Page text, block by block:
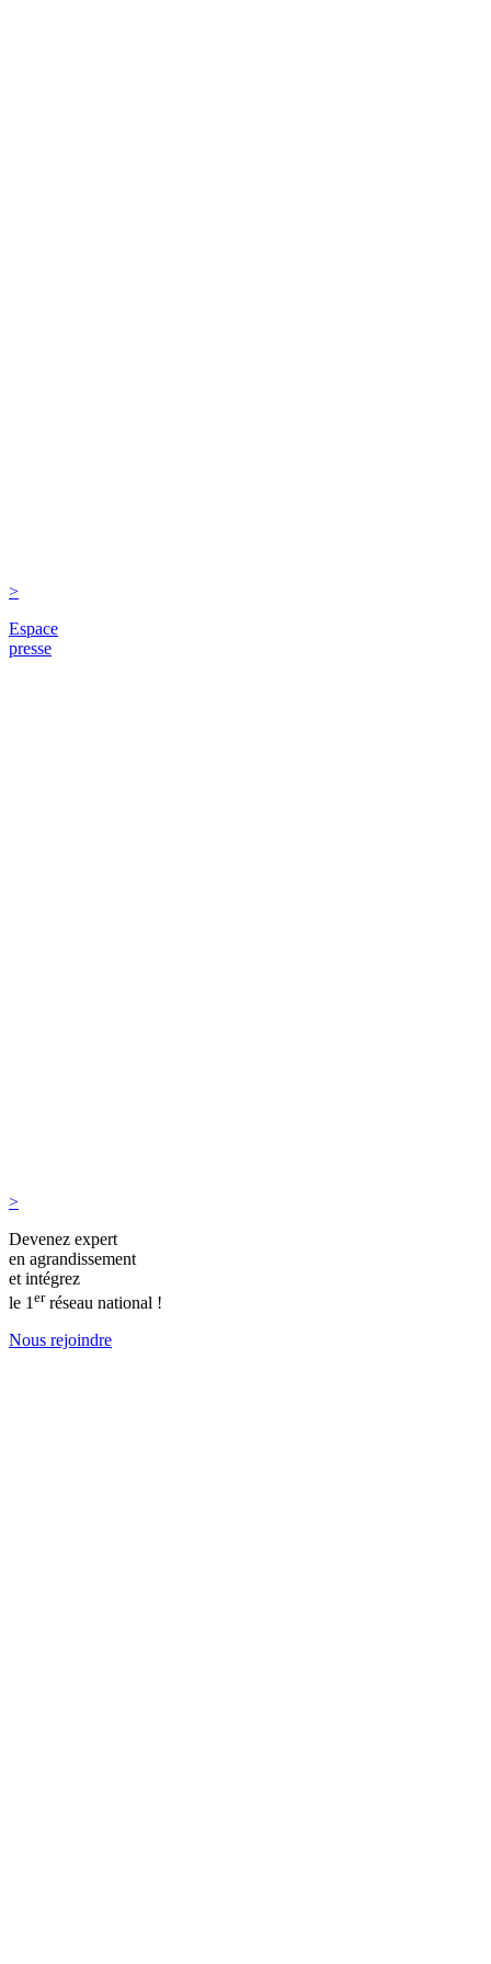
>
Espace
presse
>
Devenez expert
en agrandissement
et intégrez
le 1 erréseau national !
Nous rejoindre